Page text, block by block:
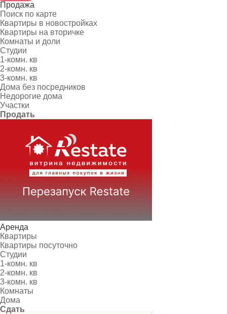
Продажа
Поиск по карте
Квартиры в новостройках
Квартиры на вторичке
Комнаты и доли
Студии
1-комн. кв
2-комн. кв
3-комн. кв
Дома без посредников
Недорогие дома
Участки
Продать
Аренда
Квартиры
Квартиры посуточно
Студии
1-комн. кв
2-комн. кв
3-комн. кв
Комнаты
Дома
Сдать